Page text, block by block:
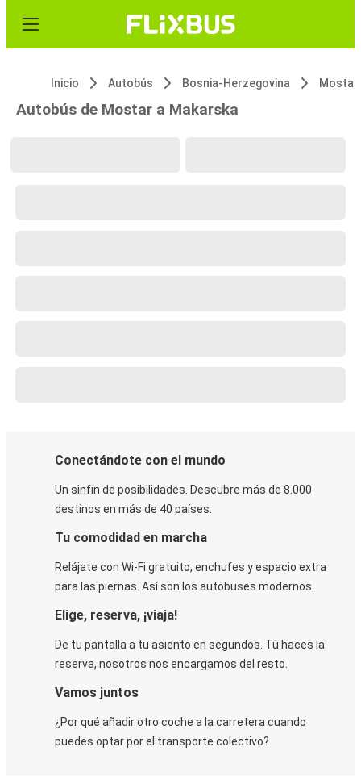
Inicio Autobús Bosnia-Herzegovina Mostar
Autobús de Mostar a Makarska
Conectándote con el mundo
Un sinfín de posibilidades. Descubre más de 8.000
destinos en más de 40 países.
Tu comodidad en marcha
Relájate con Wi-Fi gratuito, enchufes y espacio extra
para las piernas. Así son los autobuses modernos.
Elige, reserva, ¡viaja!
De tu pantalla a tu asiento en segundos. Tú haces la
reserva, nosotros nos encargamos del resto.
Vamos juntos
¿Por qué añadir otro coche a la carretera cuando
puedes optar por el transporte colectivo?